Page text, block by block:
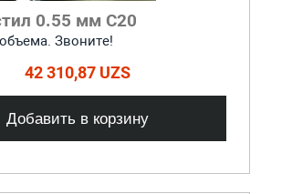
0.55 мм С20
Звоните!
42 310,87 UZS
Добавить в корзину